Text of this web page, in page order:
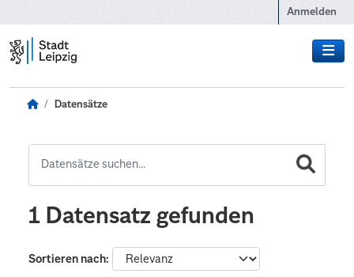
Anmelden
Datensätze
1 Datensatz gefunden
Sortieren nach